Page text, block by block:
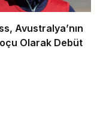
Avustralya’nın
Olarak Debüt